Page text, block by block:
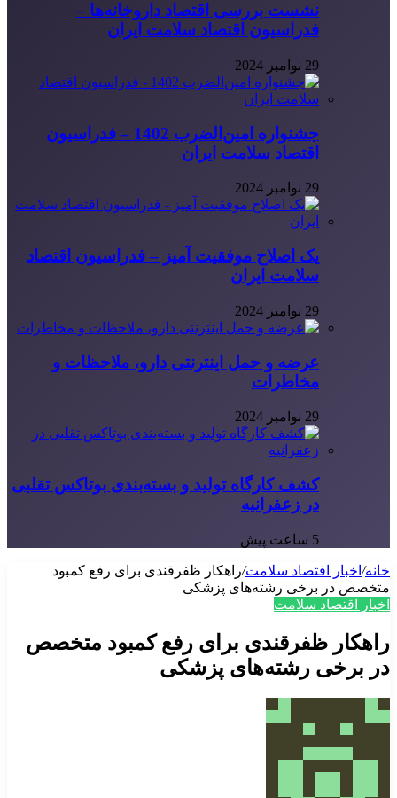
نشست بررسی اقتصاد داروخانه‌ها –
فدراسیون اقتصاد سلامت ایران
29 نوامبر 2024
جشنواره امین‌الضرب 1402 – فدراسیون
اقتصاد سلامت ایران
29 نوامبر 2024
یک اصلاح موفقیت آمیز – فدراسیون اقتصاد
سلامت ایران
29 نوامبر 2024
عرضه و حمل اینترنتی دارو، ملاحظات و
مخاطرات
29 نوامبر 2024
کشف کارگاه تولید و بسته‌بندی بوتاکس تقلبی
در زعفرانیه
5 ساعت پیش
خانه/ اخبار اقتصاد سلامت/راهکار ظفرقندی برای رفع کمبود
متخصص در برخی رشته‌های پزشکی
اخبار اقتصاد سلامت
راهکار ظفرقندی برای رفع کمبود متخصص
در برخی رشته‌های پزشکی